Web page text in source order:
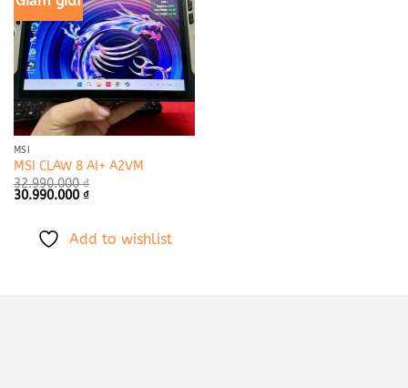
wishlist
MSI
MSI CLAW 8 AI+ A2VM
32.990.000₫
Giá
32.990.000 ₫.
30.990.000₫Giá
là:
30.990.000 ₫.
Add to wishlist